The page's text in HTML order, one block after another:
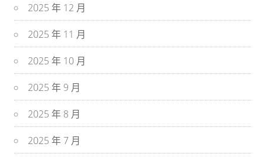
2025 年 12 月
2025 年 11 月
2025 年 10 月
2025 年 9 月
2025 年 8 月
2025 年 7 月